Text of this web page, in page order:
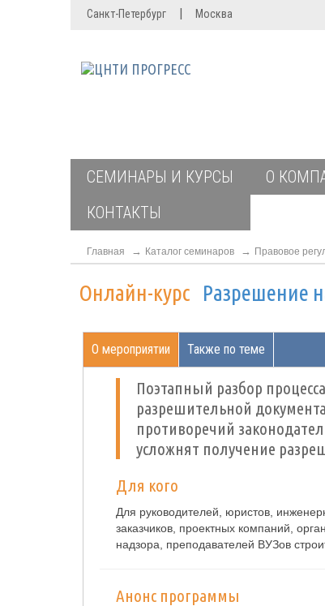
Санкт-Петербург | Москва
СЕМИНАРЫ И КУРСЫ О
КОНТАКТЫ
Главная Каталог семинаров Правовое
Онлайн-курс Разрешение
О мероприятии Также по теме
Поэтапный разбор
разрешительной
противоречий
усложнят получение
Для кого
Для руководителей, юристов,
заказчиков, проектных компаний,
надзора, преподавателей ВУЗов
Анонс программы